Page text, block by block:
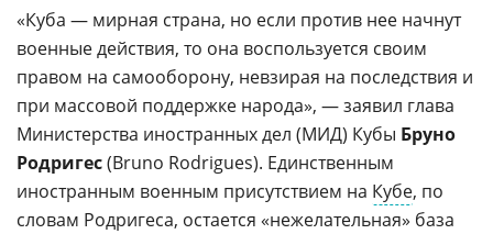
«Куба — мирная страна, но если против нее начнут
военные действия, то она воспользуется своим
правом на самооборону, невзирая на последствия и
при массовой поддержке народа», — заявил глава
Министерства иностранных дел (МИД) Кубы Бруно
Родригес(Bruno Rodrigues). Единственным
иностранным военным присутствием на Кубе, по
словам Родригеса, остается «нежелательная» база